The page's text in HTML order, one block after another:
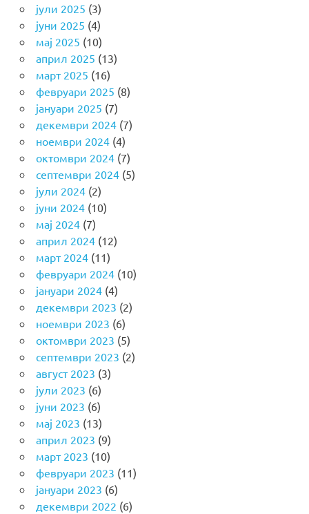
јули 2025 (3)
јуни 2025 (4)
мај 2025 (10)
април 2025 (13)
март 2025 (16)
февруари 2025 (8)
јануари 2025 (7)
декември 2024(7)
ноември 2024(4)
октомври 2024(7)
септември 2024(5)
јули 2024(2)
јуни 2024(10)
мај 2024(7)
април 2024(12)
март 2024(11)
февруари 2024(10)
јануари 2024(4)
декември 2023 (2)
ноември 2023 (6)
октомври 2023 (5)
септември 2023 (2)
август 2023 (3)
јули 2023 (6)
јуни 2023 (6)
мај 2023 (13)
април 2023 (9)
март 2023 (10)
февруари 2023 (11)
јануари 2023 (6)
декември 2022 (6)